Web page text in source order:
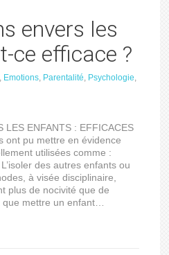
envers les
ce efficace ?
, Emotions, Parentalité, Psychologie,
LES ENFANTS : EFFICACES
ont pu mettre en évidence
utilisées comme :
des autres enfants ou
à visée disciplinaire,
plus de nocivité que de
mettre un enfant…